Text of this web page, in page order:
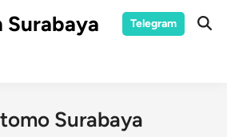
Surabaya Telegram
Surabaya